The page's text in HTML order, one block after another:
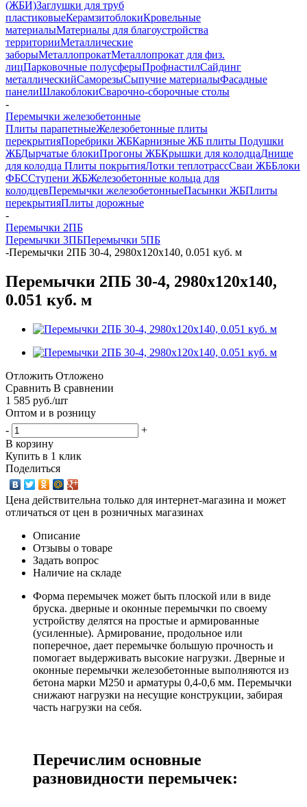
(ЖБИ)Заглушки для труб
пластиковыеКерамзитоблокиКровельные
материалыМатериалы для благоустройства
территорииМеталлические
заборыМеталлопрокатМеталлопрокат для физ.
лицПарковочные полусферыПрофнастилСайдинг
металлическийСаморезыСыпучие материалыФасадные
панелиШлакоблокиСварочно-сборочные столы
-
Перемычки железобетонные
Плиты парапетныеЖелезобетонные плиты
перекрытияПоребрики ЖБКарнизные ЖБ плиты Подушки
ЖБДырчатые блокиПрогоны ЖБКрышки для колодцаДнище
для колодца Плиты покрытияЛотки теплотрассСваи ЖББлоки
ФБССтупени ЖБЖелезобетонные кольца для
колодцевПеремычки железобетонныеПасынки ЖБПлиты
перекрытияПлиты дорожные
-
Перемычки 2ПБ
Перемычки 3ПБПеремычки 5ПБ
-Перемычки 2ПБ 30-4, 2980х120х140, 0.051 куб. м
Перемычки 2ПБ 30-4, 2980х120х140,
0.051 куб. м
Отложить Отложено
Сравнить В сравнении
1 585 руб./шт
Оптом и в розницу
-
+
В корзину
Купить в 1 клик
Поделиться
Цена действительна только для интернет-магазина и может
отличаться от цен в розничных магазинах
Описание
Отзывы о товаре
Задать вопрос
Наличие на складе
Форма перемычек может быть плоской или в виде
бруска. дверные и оконные перемычки по своему
устройству делятся на простые и армированные
(усиленные). Армирование, продольное или
поперечное, дает перемычке большую прочность и
помогает выдерживать высокие нагрузки. Дверные и
оконные перемычки железобетонные выполняются из
бетона марки М250 и арматуры 0,4-0,6 мм. Перемычки
снижают нагрузки на несущие конструкции, забирая
часть нагрузки на себя.
Перечислим основные
разновидности перемычек: